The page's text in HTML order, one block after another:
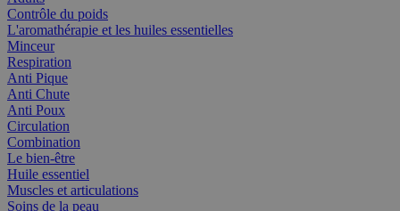
Contrôle du poids
L'aromathérapie et les huiles essentielles
Minceur
Respiration
Anti Pique
Anti Chute
Anti Poux
Circulation
Combination
Le bien-être
Huile essentiel
Muscles et articulations
Soins de la peau